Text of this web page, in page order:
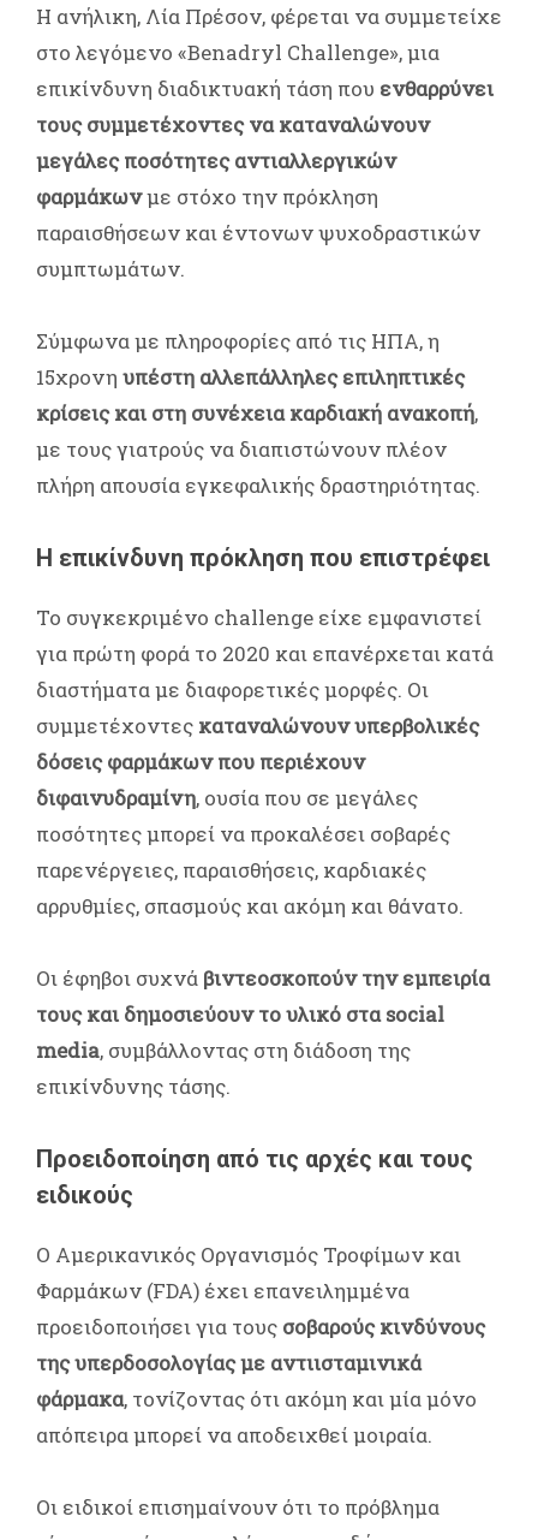
Η ανήλικη, Λία Πρέσον, φέρεται να συμμετείχε
στο λεγόμενο «Benadryl Challenge», μια
επικίνδυνη διαδικτυακή τάση που ενθαρρύνει
τους συμμετέχοντες να καταναλώνουν
μεγάλες ποσότητες αντιαλλεργικών
φαρμάκωνμε στόχο την πρόκληση
παραισθήσεων και έντονων ψυχοδραστικών
συμπτωμάτων.
Σύμφωνα με πληροφορίες από τις ΗΠΑ, η
15χρονη υπέστη αλλεπάλληλες επιληπτικές
κρίσεις και στη συνέχεια καρδιακή ανακοπή,
με τους γιατρούς να διαπιστώνουν πλέον
πλήρη απουσία εγκεφαλικής δραστηριότητας.
Η επικίνδυνη πρόκληση που επιστρέφει
Το συγκεκριμένο challenge είχε εμφανιστεί
για πρώτη φορά το 2020 και επανέρχεται κατά
διαστήματα με διαφορετικές μορφές. Οι
συμμετέχοντες καταναλώνουν υπερβολικές
δόσεις φαρμάκων που περιέχουν
διφαινυδραμίνη, ουσία που σε μεγάλες
ποσότητες μπορεί να προκαλέσει σοβαρές
παρενέργειες, παραισθήσεις, καρδιακές
αρρυθμίες, σπασμούς και ακόμη και θάνατο.
Οι έφηβοι συχνά βιντεοσκοπούν την εμπειρία
τους και δημοσιεύουν το υλικό στα social
media, συμβάλλοντας στη διάδοση της
επικίνδυνης τάσης.
Προειδοποίηση από τις αρχές και τους
ειδικούς
Ο Αμερικανικός Οργανισμός Τροφίμων και
Φαρμάκων (FDA) έχει επανειλημμένα
προειδοποιήσει για τους σοβαρούς κινδύνους
της υπερδοσολογίας με αντιισταμινικά
φάρμακα, τονίζοντας ότι ακόμη και μία μόνο
απόπειρα μπορεί να αποδειχθεί μοιραία.
Οι ειδικοί επισημαίνουν ότι το πρόβλημα